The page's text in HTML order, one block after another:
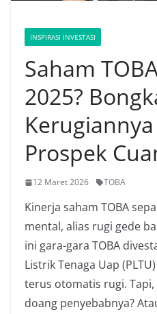
INSPIRASI INVESTASI
Saham
2025?
Prospek
12 Maret 2026 TOBA
Kinerja saham TOBA
mental, alias rugi gede
ini gara-gara TOBA
Listrik Tenaga Uap
terus otomatis rugi.
doang penyebabnya?